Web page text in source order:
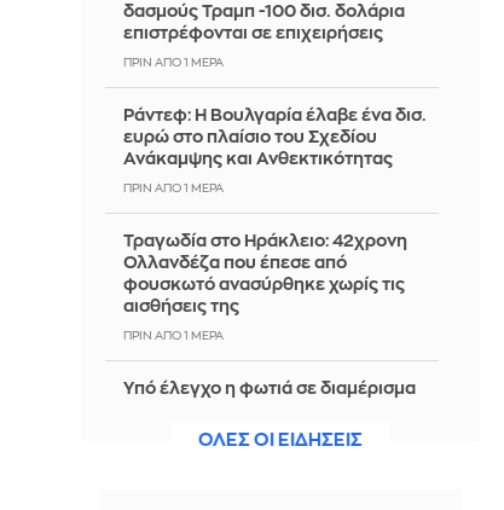
δασμούς Τραμπ -100 δισ. δολάρια
επιστρέφονται σε επιχειρήσεις
ΠΡΙΝ ΑΠΌ 1 ΜΈΡΑ
Ράντεφ: Η Βουλγαρία έλαβε ένα δισ.
ευρώ στο πλαίσιο του Σχεδίου
Ανάκαμψης και Ανθεκτικότητας
ΠΡΙΝ ΑΠΌ 1 ΜΈΡΑ
Τραγωδία στο Ηράκλειο: 42χρονη
Ολλανδέζα που έπεσε από
φουσκωτό ανασύρθηκε χωρίς τις
αισθήσεις της
ΠΡΙΝ ΑΠΌ 1 ΜΈΡΑ
Υπό έλεγχο η φωτιά σε διαμέρισμα
ΠΡΙΝ ΑΠΌ 1 ΜΈΡΑΟΛΕΣ ΟΙ ΕΙΔΗΣΕΙΣ